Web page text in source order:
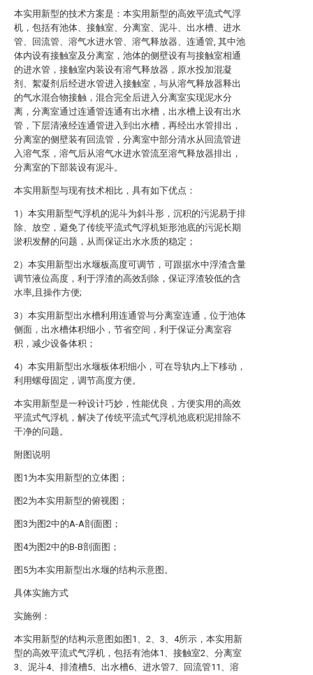
本实用新型的技术方案是：本实用新型的高效平流式气浮
机，包括有池体、接触室、分离室、泥斗、出水槽、进水
管、回流管、溶气水进水管、溶气释放器、连通管, 其中池
体内设有接触室及分离室，池体的侧壁设有与接触室相通
的进水管，接触室内装设有溶气释放器，原水投加混凝
剂、絮凝剂后经进水管进入接触室，与从溶气释放器释出
的气水混合物接触，混合完全后进入分离室实现泥水分
离，分离室通过连通管连通有出水槽，出水槽上设有出水
管，下层清液经连通管进入到出水槽，再经出水管排出，
分离室的侧壁装有回流管，分离室中部分清水从回流管进
入溶气泵，溶气后从溶气水进水管流至溶气释放器排出，
分离室的下部装设有泥斗。
本实用新型与现有技术相比，具有如下优点：
1）本实用新型气浮机的泥斗为斜斗形，沉积的污泥易于排
除、放空，避免了传统平流式气浮机矩形池底的污泥长期
淤积发酵的问题，从而保证出水水质的稳定；
2）本实用新型出水堰板高度可调节，可跟据水中浮渣含量
调节液位高度，利于浮渣的高效刮除，保证浮渣较低的含
水率,且操作方便;
3）本实用新型出水槽利用连通管与分离室连通，位于池体
侧面，出水槽体积细小，节省空间，利于保证分离室容
积，减少设备体积；
4）本实用新型出水堰板体积细小，可在导轨内上下移动，
利用螺母固定，调节高度方便。
本实用新型是一种设计巧妙，性能优良，方便实用的高效
平流式气浮机，解决了传统平流式气浮机池底积泥排除不
干净的问题。
附图说明
图1为本实用新型的立体图；
图2为本实用新型的俯视图；
图3为图2中的A-A剖面图；
图4为图2中的B-B剖面图；
图5为本实用新型出水堰的结构示意图。
具体实施方式
实施例：
本实用新型的结构示意图如图1、2、3、4所示，本实用新
型的高效平流式气浮机，包括有池体1、接触室2、分离室
3、泥斗4、排渣槽5、出水槽6、进水管7、回流管11、溶